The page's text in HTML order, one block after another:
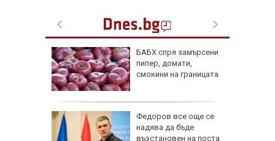
БАБХ спря замърсени
пипер, домати,
смокини на границата
Федоров все още се
надява да бъде
възстановен на поста